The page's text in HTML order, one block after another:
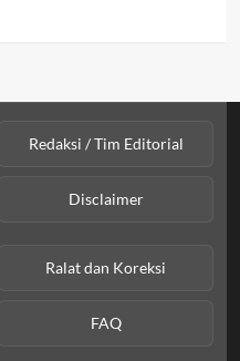
Redaksi / Tim Editorial
Disclaimer
Ralat dan Koreksi
FAQ